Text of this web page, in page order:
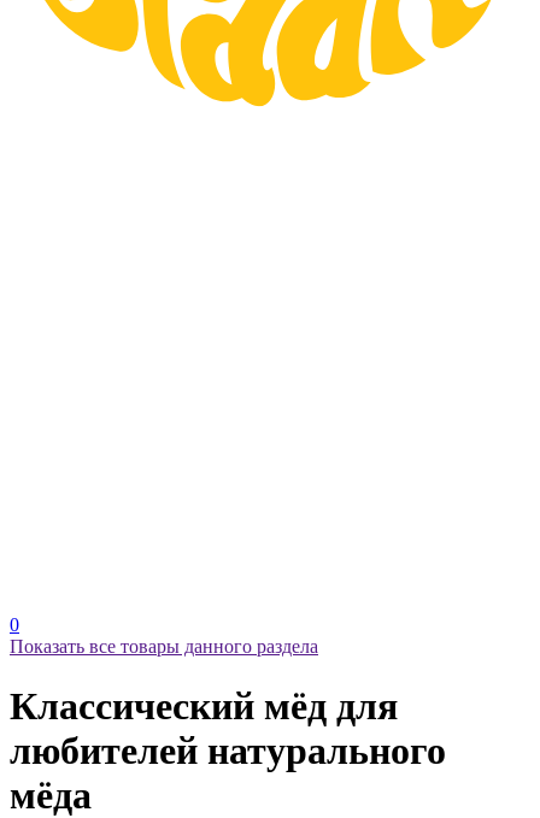
0
Показать все товары данного раздела
Классический мёд для
любителей натурального
мёда